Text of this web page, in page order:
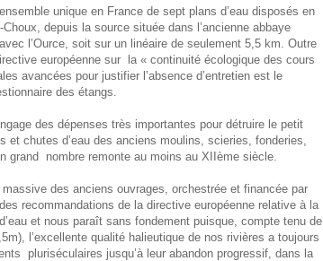
unique en France de sept plans d’eau disposés en
depuis la source située dans l’ancienne abbaye
l’Ource, soit sur un linéaire de seulement 5,5 km. Outre
européenne sur la « continuité écologique des cours
avancées pour justifier l’absence d’entretien est le
des étangs.
des dépenses très importantes pour détruire le petit
et chutes d’eau des anciens moulins, scieries, fonderies,
grand nombre remonte au moins au XIIème siècle.
des anciens ouvrages, orchestrée et financée par
recommandations de la directive européenne relative à la
et nous paraît sans fondement puisque, compte tenu de
l’excellente qualité halieutique de nos rivières a toujours
pluriséculaires jusqu’à leur abandon progressif, dans la